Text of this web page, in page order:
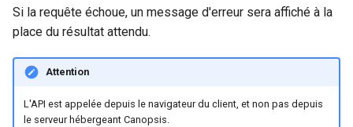
Si la requête échoue, un message d'erreur sera affiché à la
place du résultat attendu.
Attention
L'API est appelée depuis le navigateur du client, et non pas depuis
le serveur hébergeant Canopsis.